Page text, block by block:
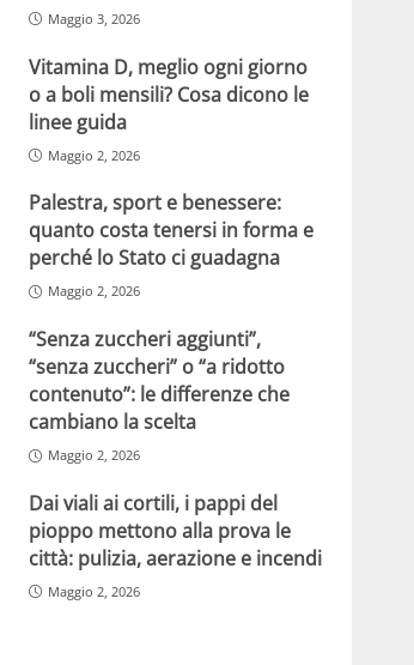
Maggio 3, 2026
Vitamina D, meglio ogni giorno
o a boli mensili? Cosa dicono le
linee guida
Maggio 2, 2026
Palestra, sport e benessere:
quanto costa tenersi in forma e
perché lo Stato ci guadagna
Maggio 2, 2026
“Senza zuccheri aggiunti”,
“senza zuccheri” o “a ridotto
contenuto”: le differenze che
cambiano la scelta
Maggio 2, 2026
Dai viali ai cortili, i pappi del
pioppo mettono alla prova le
città: pulizia, aerazione e incendi
Maggio 2, 2026